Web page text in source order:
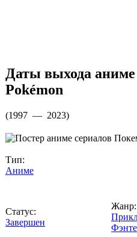
Даты выхода аниме
Pokémon
(1997 — 2023)
Тип:
Аниме
Статус:
Завершен
Жанр: